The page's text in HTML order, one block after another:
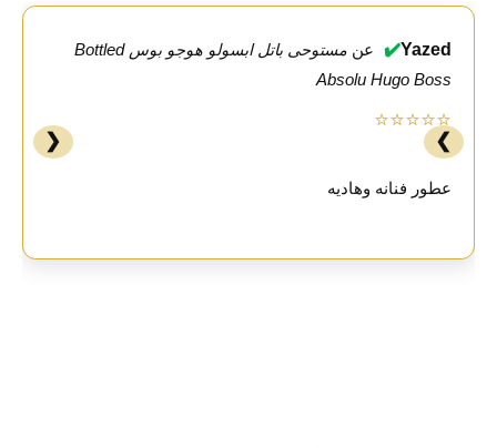
Yazed
✔️ عن
مستوحى باتل ابسولو هوجو بوس Bottled
Absolu Hugo Boss
⭐⭐⭐⭐⭐
عطور فنانه وهاديه
❮ ❯